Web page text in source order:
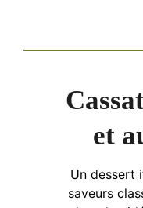
et
Un dessert
saveurs